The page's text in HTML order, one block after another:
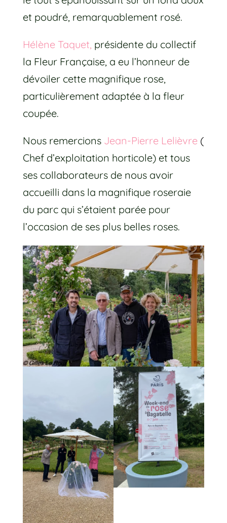
et poudré, remarquablement rosé.
Hélène Taquet, présidente du collectif
la Fleur Française, a eu l’honneur de
dévoiler cette magnifique rose,
particulièrement adaptée à la fleur
coupée.
Nous remercions Jean-Pierre Lelièvre(
Chef d’exploitation horticole) et tous
ses collaborateurs de nous avoir
accueilli dans la magnifique roseraie
du parc qui s’étaient parée pour
l’occasion de ses plus belles roses.